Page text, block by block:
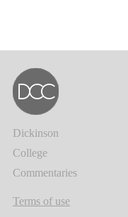
Dickinson
College
Commentaries
Terms of use